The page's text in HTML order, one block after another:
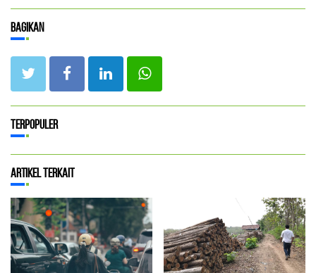
Bagikan
Terpopuler
Artikel Terkait